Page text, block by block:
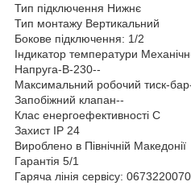
Тип підключення Нижнє
Тип монтажу Вертикальний
Бокове підключення: 1/2
Індикатор температури
Напруга-В-230--
Максимальний робочий тиск-
Запобіжний клапан--
Клас енергоефективності С
Захист IP 24
Вироблено в Північній Македонії
Гарантія 5/1
Гаряча лінія сервісу: 0673220070